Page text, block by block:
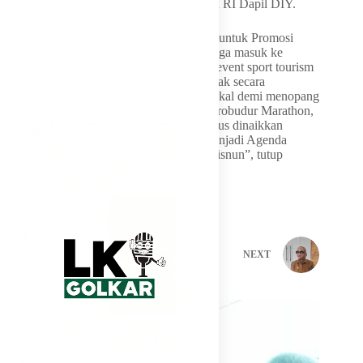
Wisman, ungkap, Gandung, Anggota DPR RI Dapil DIY.
Gandung juga akan mendorong Anggaran untuk Promosi
Sport Tourism, program sport event harusnga masuk ke
“Wonderful Indonesia”. dengan target: 20 event sport tourism
internasional per tahun pasti akan berdampak secara
menyeluruh dan menggeralkan ekonomi lokal demi menopang
ekonomi Nasional. Labuan Bajo Ultra, Borobudur Marathon,
Jogja Marathon, Danau Toba Triathlon harus dinaikkan
kelasnya jadi kalender world tour, akan menjadi Agenda
Tahunan yang dinanti para Wisman dan Wisnun”, tutup
NEXT
Related Posts